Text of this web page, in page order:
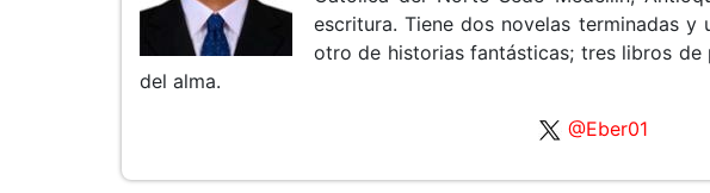
escritura. Tiene dos novelas terminadas
otro de historias fantásticas; tres libros de
del alma.
@Eber01